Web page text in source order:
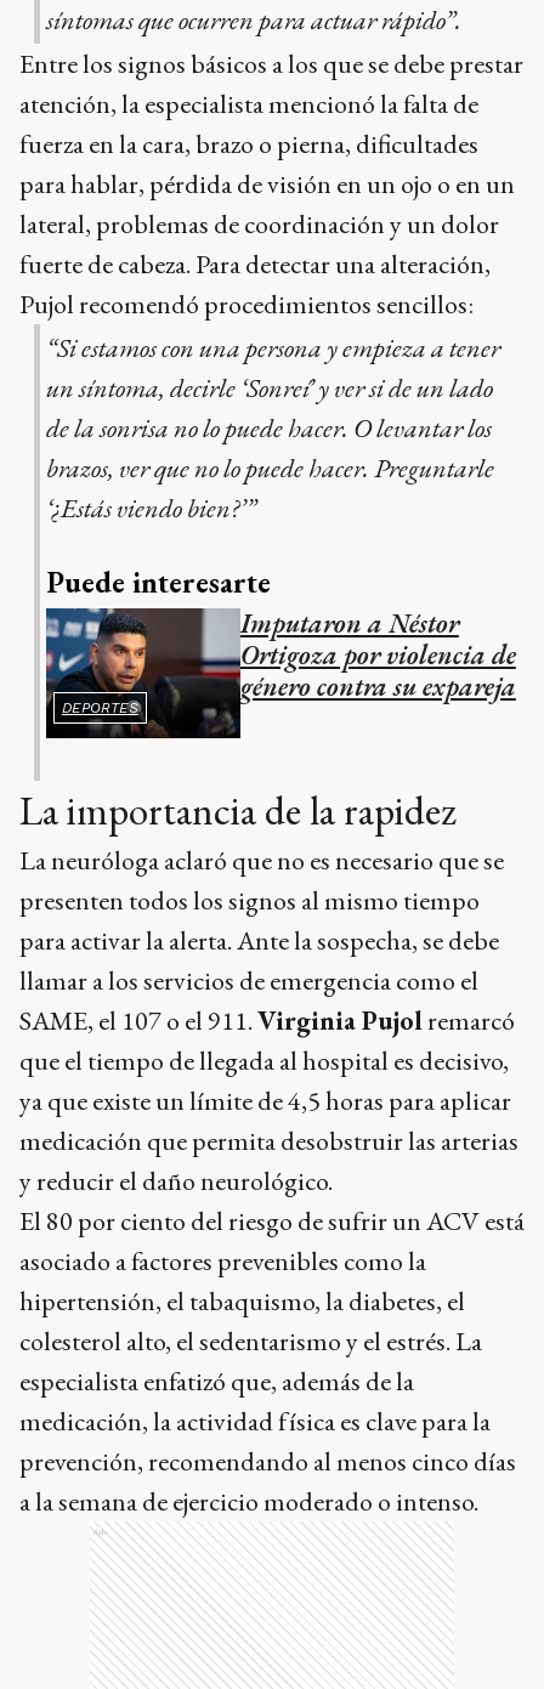
síntomas que ocurren para actuar rápido”.
Entre los signos básicos a los que se debe prestar
atención, la especialista mencionó la falta de
fuerza en la cara, brazo o pierna, dificultades
para hablar, pérdida de visión en un ojo o en un
lateral, problemas de coordinación y un dolor
fuerte de cabeza. Para detectar una alteración,
Pujol recomendó procedimientos sencillos:
“Si estamos con una persona y empieza a tener
un síntoma, decirle ‘Sonreí’ y ver si de un lado
de la sonrisa no lo puede hacer. O levantar los
brazos, ver que no lo puede hacer. Preguntarle
‘¿Estás viendo bien?’”
Puede interesarte
DEPORTES
Imputaron a Néstor
Ortigoza por violencia de
género contra su expareja
La importancia de la rapidez
La neuróloga aclaró que no es necesario que se
presenten todos los signos al mismo tiempo
para activar la alerta. Ante la sospecha, se debe
llamar a los servicios de emergencia como el
SAME, el 107 o el 911.Virginia Pujolremarcó
que el tiempo de llegada al hospital es decisivo,
ya que existe un límite de 4,5 horas para aplicar
medicación que permita desobstruir las arterias
y reducir el daño neurológico.
El 80 por ciento del riesgo de sufrir un ACV está
asociado a factores prevenibles como la
hipertensión, el tabaquismo, la diabetes, el
colesterol alto, el sedentarismo y el estrés. La
especialista enfatizó que, además de la
medicación, la actividad física es clave para la
prevención, recomendando al menos cinco días
a la semana de ejercicio moderado o intenso.
Ads